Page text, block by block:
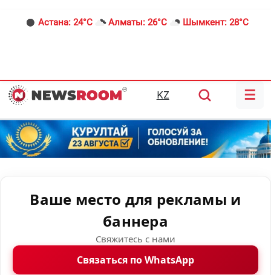
Астана: 24°C Алматы: 26°C Шымкент: 28°C
KZ ☰
Ваше место для рекламы и
баннера
Свяжитесь с нами
Связаться по WhatsApp